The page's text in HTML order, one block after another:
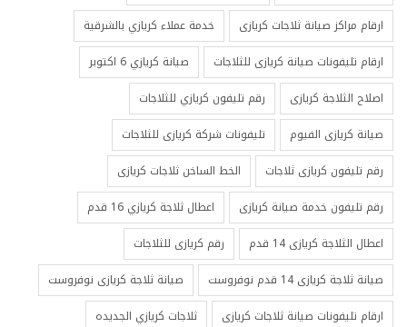
ارقام مراكز صيانة ثلاجات كريازى
خدمة عملاء كريازي بالشرقية
ارقام تليفونات صيانة كريازى للثلاجات
صيانة كريازي 6 اكتوبر
اصلاح الثلاجة كريازى
رقم تليفون كريازي للثلاجات
صيانة كريازى الفيوم
تليفونات شركة كريازى للثلاجات
رقم تليفون كريازى ثلاجات
الخط الساخن ثلاجات كريازى
رقم تليفون خدمة صيانة كريازى
اعطال ثلاجة كريازي 16 قدم
اعطال الثلاجة كريازى 14 قدم
رقم كريازى للثلاجات
صيانة ثلاجة كريازى 14 قدم نوفروست
صيانة ثلاجة كريازى نوفروست
ارقام تليفونات صيانة ثلاجات كريازى
ثلاجات كريازي الجديده